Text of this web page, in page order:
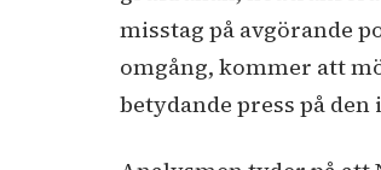
misstag på avgörande
omgång, kommer att
betydande press på